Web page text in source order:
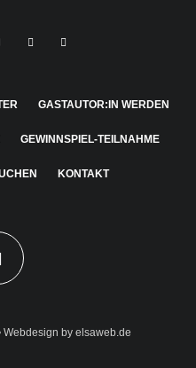
GASTAUTOR:IN WERDEN
GEWINNSPIEL-TEILNAHME
KONTAKT
Webdesign by elsaweb.de